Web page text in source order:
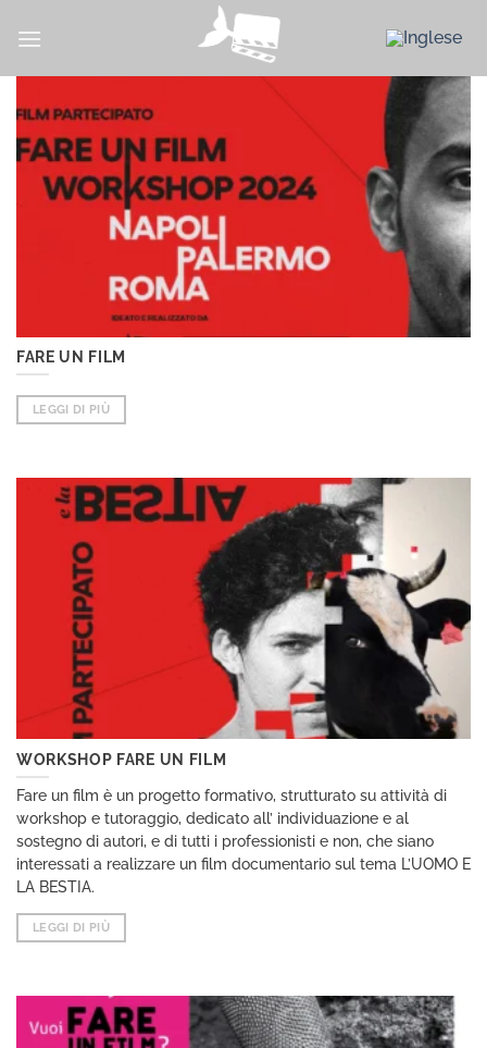
FARE UN FILM
LEGGI DI PIÙ
WORKSHOP FARE UN FILM
Fare un film è un progetto formativo, strutturato su attività di
workshop e tutoraggio, dedicato all’ individuazione e al
sostegno di autori, e di tutti i professionisti e non, che siano
interessati a realizzare un film documentario sul tema L’UOMO E
LA BESTIA.
LEGGI DI PIÙ